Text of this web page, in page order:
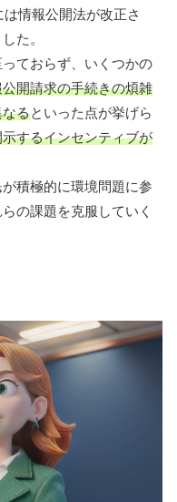
情報公開法が改正さ
た。
ておらず、いくつかの
開請求の手続きの煩雑
るといった点が挙げら
するインセンティブが
積極的に環境問題に参
の課題を克服していく